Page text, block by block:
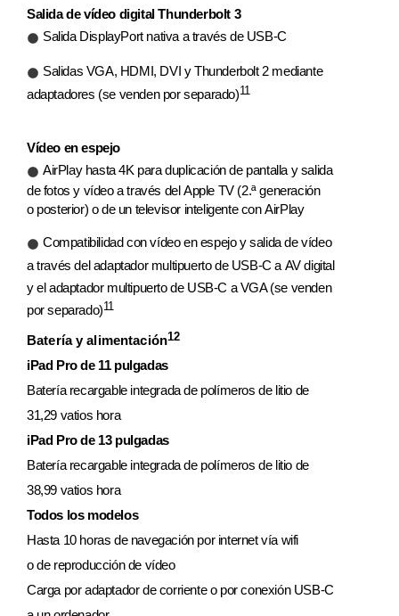
Salida de vídeo digital Thunderbolt 3
Salida DisplayPort nativa a través de USB‑C
Salidas VGA, HDMI, DVI y Thunderbolt 2 mediante
adaptadores (se venden por separado)11
Vídeo en espejo
AirPlay hasta 4K para duplicación de pantalla y salida
de fotos y vídeo a través del Apple TV (2.ª generación
o posterior) o de un televisor inteligente con AirPlay
Compatibilidad con vídeo en espejo y salida de vídeo
a través del adaptador multipuerto de USB‑C a AV digital
y el adaptador multipuerto de USB‑C a VGA (se venden
por separado)11
Batería y alimentación12
iPad Pro de 11 pulgadas
Batería recargable integrada de polímeros de litio de
31,29 vatios hora
iPad Pro de 13 pulgadas
Batería recargable integrada de polímeros de litio de
38,99 vatios hora
Todos los modelos
Hasta 10 horas de navegación por internet vía wifi
o de reproducción de vídeo
Carga por adaptador de corriente o por conexión USB‑C